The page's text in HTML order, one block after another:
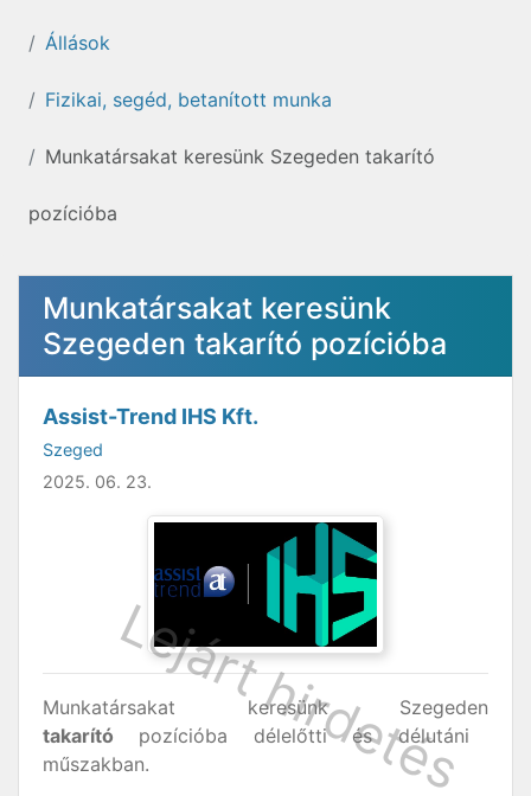
Állások
Fizikai, segéd, betanított munka
Munkatársakat keresünk Szegeden takarító
pozícióba
Munkatársakat keresünk
Szegeden takarító pozícióba
Assist-Trend IHS Kft.
Szeged
2025. 06. 23.
Munkatársakat keresünk Szegeden
takarító pozícióba délelőtti és délutáni
műszakban.